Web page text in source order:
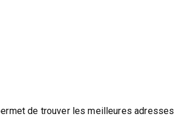
de trouver les meilleures adresses